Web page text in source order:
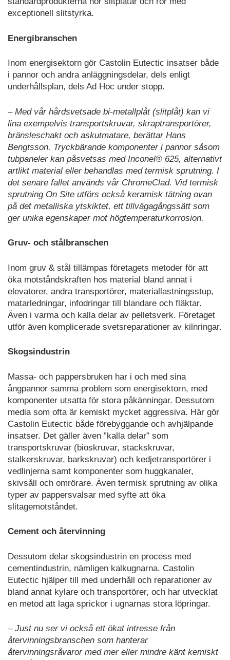
exceptionell slitstyrka.
Energibranschen
Inom energisektorn gör Castolin Eutectic insatser både
i pannor och andra anläggningsdelar, dels enligt
underhållsplan, dels Ad Hoc under stopp.
– Med vår hårdsvetsade bi-metallplåt (slitplåt) kan vi
lina exempelvis transportskruvar, skraptransportörer,
bränsleschakt och askutmatare, berättar Hans
Bengtsson. Tryckbärande komponenter i pannor såsom
tubpaneler kan påsvetsas med Inconel® 625, alternativt
artlikt material eller behandlas med termisk sprutning. I
det senare fallet används vår ChromeClad. Vid termisk
sprutning On Site utförs också keramisk tätning ovan
på det metalliska ytskiktet, ett tillvägagångssätt som
ger unika egenskaper mot högtemperaturkorrosion.
Gruv- och stålbranschen
Inom gruv & stål tillämpas företagets metoder för att
öka motståndskraften hos material bland annat i
elevatorer, andra transportörer, materiallastningsstup,
matarledningar, infodringar till blandare och fläktar.
Även i varma och kalla delar av pelletsverk. Företaget
utför även komplicerade svetsreparationer av kilnringar.
Skogsindustrin
Massa- och pappersbruken har i och med sina
ångpannor samma problem som energisektorn, med
komponenter utsatta för stora påkänningar. Dessutom
media som ofta är kemiskt mycket aggressiva. Här gör
Castolin Eutectic både förebyggande och avhjälpande
insatser. Det gäller även ”kalla delar” som
transportskruvar (bioskruvar, stackskruvar,
stalkerskruvar, barkskruvar) och kedjetransportörer i
vedlinjerna samt komponenter som huggkanaler,
skivsåll och omrörare. Även termisk sprutning av olika
typer av pappersvalsar med syfte att öka
slitagemotståndet.
Cement och återvinning
Dessutom delar skogsindustrin en process med
cementindustrin, nämligen kalkugnarna. Castolin
Eutectic hjälper till med underhåll och reparationer av
bland annat kylare och transportörer, och har utvecklat
en metod att laga sprickor i ugnarnas stora löpringar.
– Just nu ser vi också ett ökat intresse från
återvinningsbranschen som hanterar
återvinningsråvaror med mer eller mindre känt kemiskt